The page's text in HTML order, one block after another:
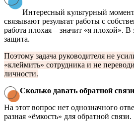
Интересный культурный
связывают результат работы с
работа плохая – значит «я плохой».
защита.
Поэтому задача руководителя не
«клеймить» сотрудника и не
личности.
Сколько давать обратной связи
На этот вопрос нет однозначного
разная «ёмкость» для обратной связи.